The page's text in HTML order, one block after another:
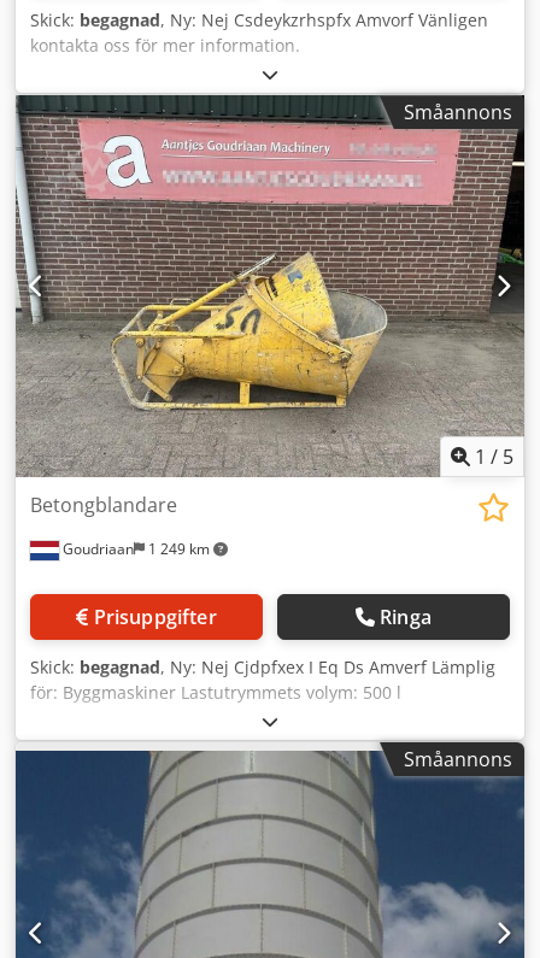
Skick: begagnad, Ny: Nej Csdeykzrhspfx Amvorf Vänligen
kontakta oss för mer information.
Småannons
1 / 5
Goudriaan 1 249 km
Betongblandare
Prisuppgifter Ringa
Skick: begagnad, Ny: Nej Cjdpfxex I Eq Ds Amverf Lämplig
för: Byggmaskiner Lastutrymmets volym: 500 l
Småannons